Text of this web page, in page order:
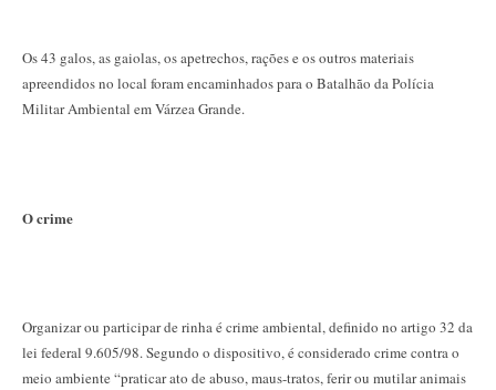
Os 43 galos, as gaiolas, os apetrechos, rações e os outros materiais
apreendidos no local foram encaminhados para o Batalhão da Polícia
Militar Ambiental em Várzea Grande.
O crime
Organizar ou participar de rinha é crime ambiental, definido no artigo 32 da
lei federal 9.605/98. Segundo o dispositivo, é considerado crime contra o
meio ambiente “praticar ato de abuso, maus-tratos, ferir ou mutilar animais